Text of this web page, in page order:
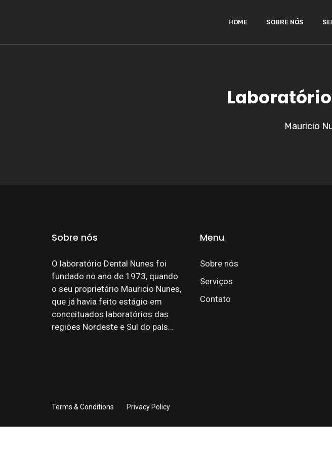
HOME SOBRE NÓS
Mauricio
Sobre nós
O laboratório Dental Nunes foi
fundado no ano de 1973, quando
o seu proprietário Mauricio Nunes,
que já havia feito estágio em
conceituados laboratórios das
regiões Nordeste e Sul do país…
Menu
Sobre nós
Serviços
Contato
Terms & Conditions Privacy Policy